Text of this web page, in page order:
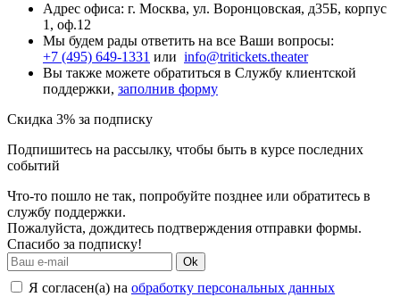
Адрес офиса: г. Москва, ул. Воронцовская, д35Б, корпус
1, оф.12
Мы будем рады ответить на все Ваши вопросы:
+7 (495) 649-1331 или info@tritickets.theater
Вы также можете обратиться в Службу клиентской
поддержки, заполнив форму
Скидка 3% за подписку
Подпишитесь на рассылку, чтобы быть в курсе последних
событий
Что-то пошло не так, попробуйте позднее или обратитесь в
службу поддержки.
Пожалуйста, дождитесь подтверждения отправки формы.
Спасибо за подписку!
Ok
Я согласен(а) на обработку персональных данных